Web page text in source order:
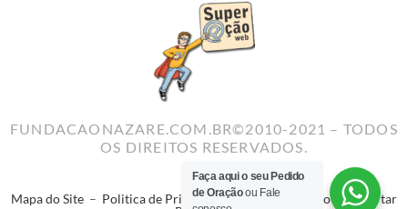
FUNDACAONAZARE.COM.BR©2010-2021 – TODOS
OS DIREITOS RESERVADOS.
Mapa do Site – Politica de Privacidade–Termos de Uso–Reportar
Faça aqui o seu Pedido
de Oraçãoou Fale